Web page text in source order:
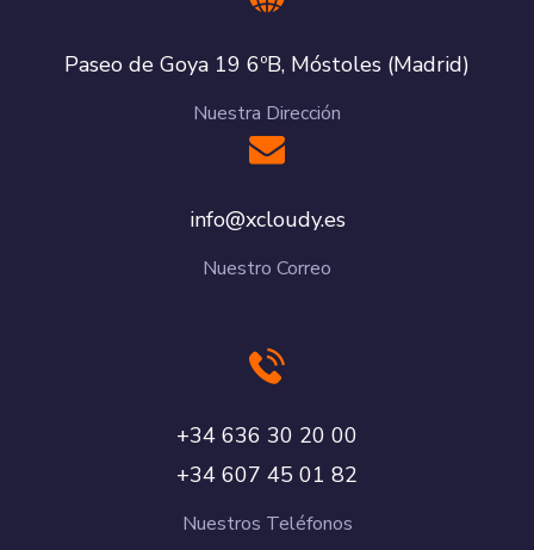
Paseo de Goya 19 6ºB, Móstoles (Madrid)
Nuestra Dirección
se.yduolcx@ofni
Nuestro Correo
00 02 03 636 43+
28 10 54 706 43+
Nuestros Teléfonos